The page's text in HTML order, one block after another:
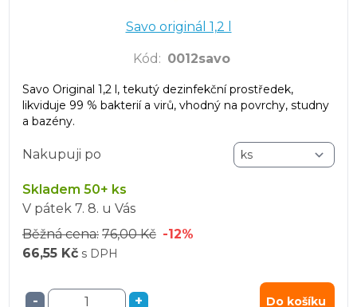
Savo originál 1,2 l
Kód : 0012savo
Savo Original 1,2 l, tekutý dezinfekční prostředek,
likviduje 99 % bakterií a virů, vhodný na povrchy, studny
a bazény.
Nakupuji po
Skladem 50+ ks
V pátek 7. 8. u Vás
Běžná cena: 76,00 Kč -12%
66,55 Kč s DPH
- + Do košíku